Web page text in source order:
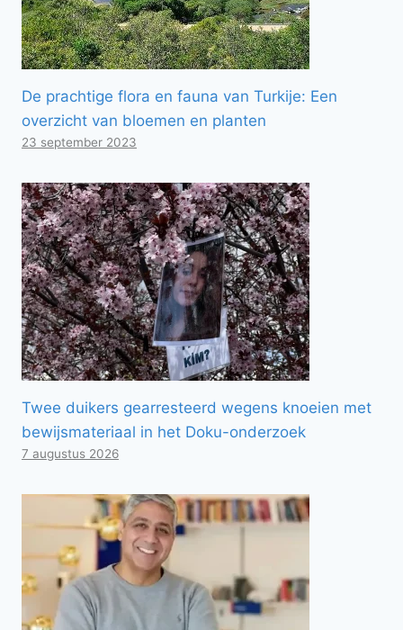
De prachtige flora en fauna van Turkije: Een
overzicht van bloemen en planten
23 september 2023
Twee duikers gearresteerd wegens knoeien met
bewijsmateriaal in het Doku-onderzoek
7 augustus 2026